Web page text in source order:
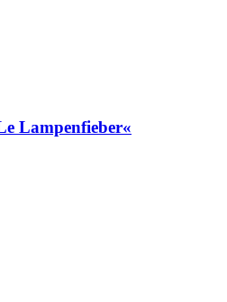
Lampenfieber«